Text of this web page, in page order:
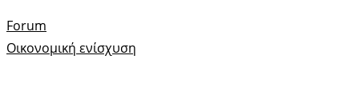
Forum
Οικονομική ενίσχυση